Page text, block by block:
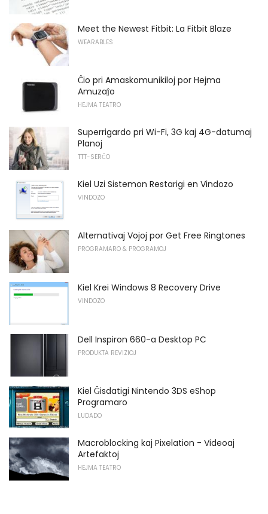
Meet the Newest Fitbit: La Fitbit Blaze
WEARABLES
Ĉio pri Amaskomunikiloj por Hejma
Amuzaĵo
HEJMA TEATRO
Superrigardo pri Wi-Fi, 3G kaj 4G-datumaj
Planoj
TTT-SERĈO
Kiel Uzi Sistemon Restarigi en Vindozo
VINDOZO
Alternativaj Vojoj por Get Free Ringtones
PROGRAMARO & PROGRAMOJ
Kiel Krei Windows 8 Recovery Drive
VINDOZO
Dell Inspiron 660-a Desktop PC
PRODUKTA REVIZIOJ
Kiel Ĝisdatigi Nintendo 3DS eShop
Programaro
LUDADO
Macroblocking kaj Pixelation - Videoaj
Artefaktoj
HEJMA TEATRO